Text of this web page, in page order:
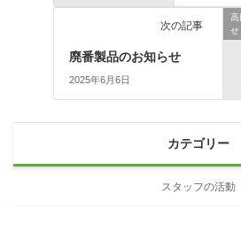
高
せ
次の記事
廃番製品のお知らせ
2025年6月6日
カテゴリー
スタッフの活動